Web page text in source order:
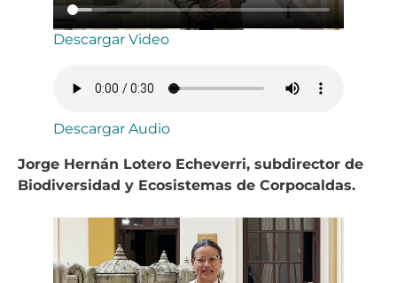
Descargar Video
Descargar Audio
Jorge Hernán Lotero Echeverri, subdirector de
Biodiversidad y Ecosistemas de Corpocaldas.